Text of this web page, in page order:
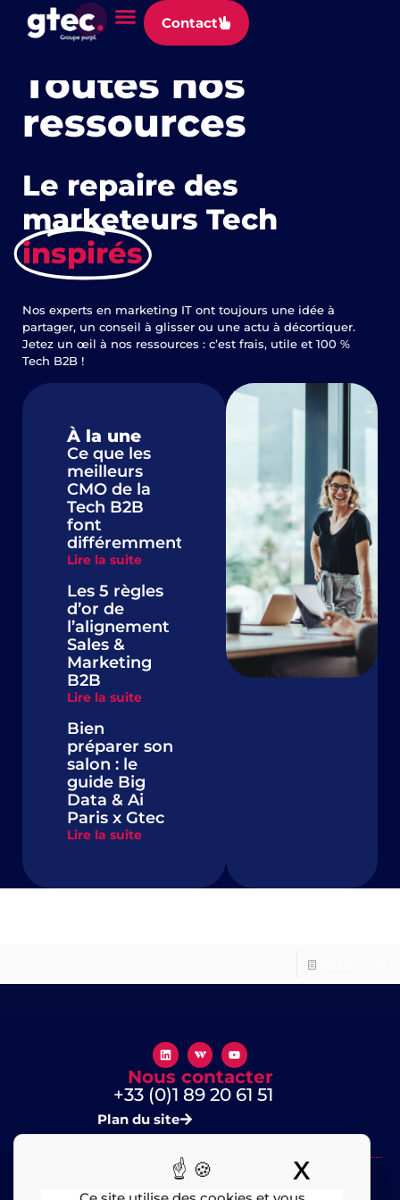
Panneau de gestion des cookies
X
Contact
Explorez, apprenez, innovez
Toutes nos
ressources
Le repaire des
marketeurs Tech
inspirés
Nos experts en marketing IT ont toujours une idée à
partager, un conseil à glisser ou une actu à décortiquer.
Jetez un œil à nos ressources : c’est frais, utile et 100 %
Tech B2B !
À la une
Ce que les
meilleurs
CMO de la
Tech B2B
font
différemment
Lire la suite
Les 5 règles
d’or de
l’alignement
Sales &
Marketing
B2B
Lire la suite
Bien
préparer son
salon : le
guide Big
Data & Ai
Paris x Gtec
Lire la suite
Nous contacter
+33 (0)1 89 20 61 51
Plan du site